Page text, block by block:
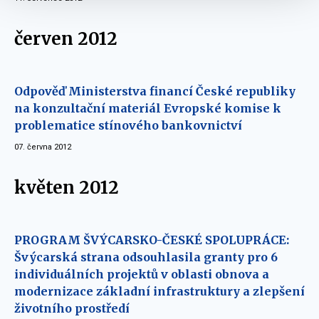
červen 2012
Odpověď Ministerstva financí České republiky
na konzultační materiál Evropské komise k
problematice stínového bankovnictví
07. června 2012
květen 2012
PROGRAM ŠVÝCARSKO-ČESKÉ SPOLUPRÁCE:
Švýcarská strana odsouhlasila granty pro 6
individuálních projektů v oblasti obnova a
modernizace základní infrastruktury a zlepšení
životního prostředí